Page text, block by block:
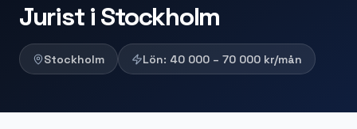
Jurist i Stockholm
Stockholm Lön: 40 000 – 70 000 kr/mån